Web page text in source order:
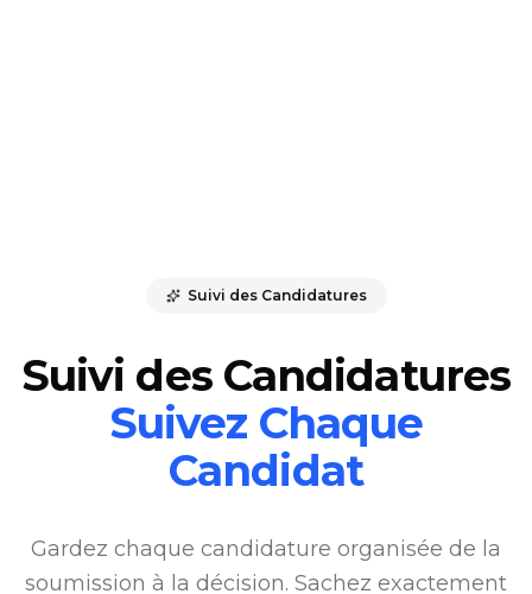
Suivi des Candidatures
Suivi des Candidatures
Suivez Chaque
Candidat
Gardez chaque candidature organisée de la
soumission à la décision. Sachez exactement